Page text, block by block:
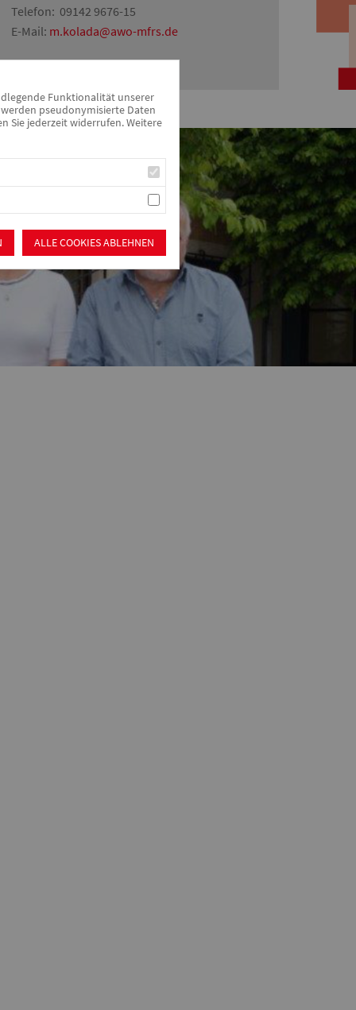
Telefon: 09142 9676-15
E-Mail: m.kolada@awo-mfrs.de
Funktionalität unserer
pseudonymisierte Daten
Sie jederzeit widerrufen. Weitere
ALLE COOKIES ABLEHNEN